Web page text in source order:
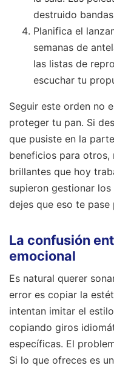
destruido
Planifica el
semanas de
las listas de
escuchar tu
Seguir este orden no
proteger tu pan. Si
que pusiste en la
beneficios para
brillantes que hoy
supieron gestionar
dejes que eso te
La confusión
emocional
Es natural querer
error es copiar la
intentan imitar el
copiando giros
específicas. El
Si lo que ofreces es